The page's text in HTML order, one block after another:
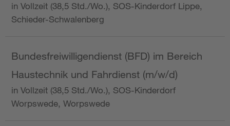
in Vollzeit (38,5 Std./Wo.), SOS-Kinderdorf Lippe,
Schieder-Schwalenberg
Bundesfreiwilligendienst (BFD) im Bereich
Haustechnik und Fahrdienst (m/w/d)
in Vollzeit (38,5 Std./Wo.), SOS-Kinderdorf
Worpswede, Worpswede